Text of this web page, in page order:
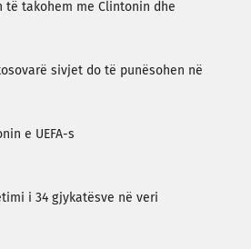
të takohem me Clintonin dhe
sivjet do të punësohen në
e UEFA-s
i 34 gjykatësve në veri